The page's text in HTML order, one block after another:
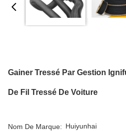
Gainer Tressé Par Gestion
De Fil Tressé De Voiture
Nom De Marque: Huiyunhai